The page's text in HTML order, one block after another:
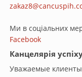
Ми в соціальних
Facebook
Канцелярія
Уважаемые